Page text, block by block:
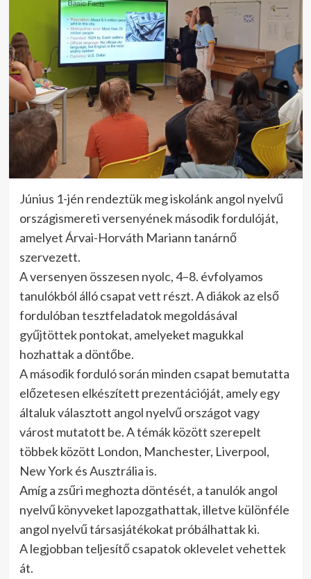
Június 1-jén rendeztük meg iskolánk angol nyelvű
országismereti versenyének második fordulóját,
amelyet Árvai-Horváth Mariann tanárnő
szervezett.
A versenyen összesen nyolc, 4–8. évfolyamos
tanulókból álló csapat vett részt. A diákok az első
fordulóban tesztfeladatok megoldásával
gyűjtöttek pontokat, amelyeket magukkal
hozhattak a döntőbe.
A második forduló során minden csapat bemutatta
előzetesen elkészített prezentációját, amely egy
általuk választott angol nyelvű országot vagy
várost mutatott be. A témák között szerepelt
többek között London, Manchester, Liverpool,
New York és Ausztrália is.
Amíg a zsűri meghozta döntését, a tanulók angol
nyelvű könyveket lapozgathattak, illetve különféle
angol nyelvű társasjátékokat próbálhattak ki.
A legjobban teljesítő csapatok oklevelet vehettek
át.